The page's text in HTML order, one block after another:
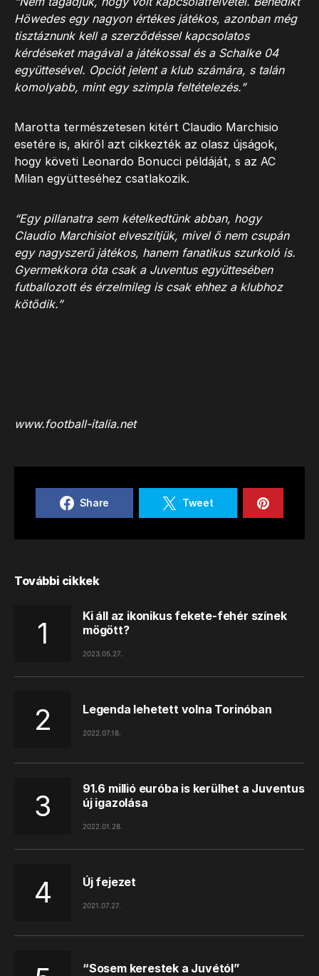
Höwedes egy nagyon értékes játékos, azonban még
tisztáznunk kell a szerződéssel kapcsolatos
kérdéseket magával a játékossal és a Schalke 04
együttesével. Opciót jelent a klub számára, s talán
komolyabb, mint egy szimpla feltételezés.”
Marotta természetesen kitért Claudio Marchisio
esetére is, akiről azt cikkezték az olasz újságok,
hogy követi Leonardo Bonucci példáját, s az AC
Milan együtteséhez csatlakozik.
“Egy pillanatra sem kételkedtünk abban, hogy
Claudio Marchisiot elveszítjük, mivel ő nem csupán
egy nagyszerű játékos, hanem fanatikus szurkoló is.
Gyermekkora óta csak a Juventus együttesében
futballozott és érzelmileg is csak ehhez a klubhoz
kötődik.”
www.football-italia.net
Share Tweet
További cikkek
Ki áll az ikonikus fekete-fehér színek
mögött?
2023.05.27.
Legenda lehetett volna Torinóban
2022.07.18.
91.6 millió euróba is kerülhet a Juventus
új igazolása
2022.01.28.
Új fejezet
2021.07.27.
“Sosem kerestek a Juvétól”